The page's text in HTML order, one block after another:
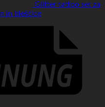
Glitter tattoo set za
in bleščice